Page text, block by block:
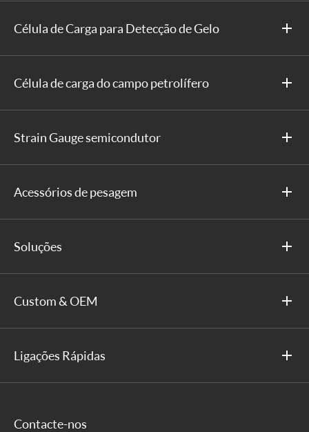
Célula de Carga para Detecção de Gelo
Célula de carga do campo petrolífero
Strain Gauge semicondutor
Acessórios de pesagem
Soluções
Custom & OEM
Ligações Rápidas
Contacte-nos